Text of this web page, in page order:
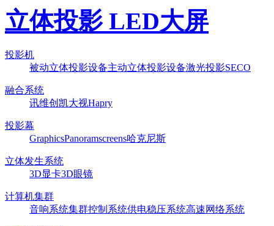
立体投影 LED大屏
投影机
被动立体投影设备主动立体投影设备激光投影SECO
融合系统
讯维创凯大视Hapry
投影幕
GraphicsPanoramscreens哈克尼斯
立体发生系统
3D显卡3D眼镜
计算机集群
音响系统集群控制系统供电稳压系统高速网络系统